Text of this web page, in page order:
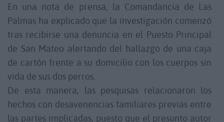
En una nota de prensa, la Comandancia de Las
Palmas ha explicado que la investigación comenzó
tras recibirse una denuncia en el Puesto Principal
de San Mateo alertando del hallazgo de una caja
de cartón frente a su domicilio con los cuerpos sin
vida de sus dos perros.
De esta manera, las pesquisas relacionaron los
hechos con desavenencias familiares previas entre
las partes implicadas, puesto que el presunto autor